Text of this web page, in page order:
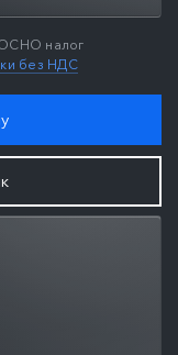
ОСНО налог
без НДС